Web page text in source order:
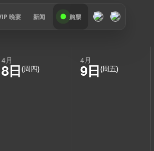
晚宴 新闻 购票
4月
8日 (周四)
4月
9日 (周五)